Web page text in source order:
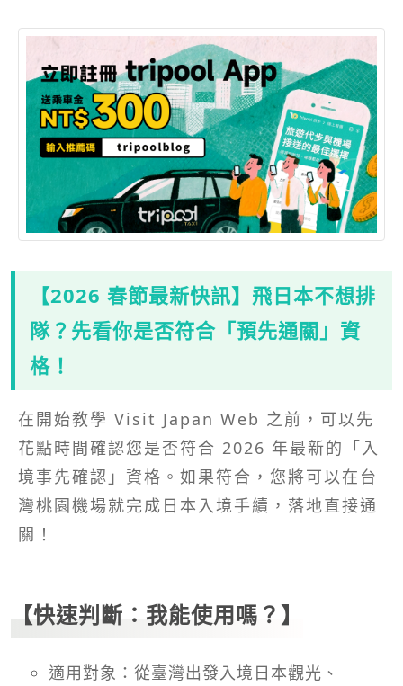
【2026 春節最新快訊】飛日本不想排
隊？先看你是否符合「預先通關」資
格！
在開始教學 Visit Japan Web 之前，可以先
花點時間確認您是否符合 2026 年最新的「入
境事先確認」資格。如果符合，您將可以在台
灣桃園機場就完成日本入境手續，落地直接通
關！
【快速判斷：我能使用嗎？】
適用對象：從臺灣出發入境日本觀光、